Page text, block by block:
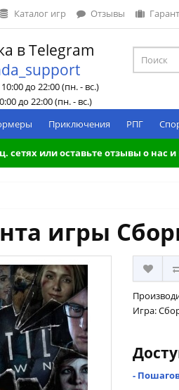
Каталог игр Отзывы
в Telegram
до 22:00 (пн. - вс.)
до 22:00 (пн. - вс.)
Приключения РПГ
сетях или оставьте отзывы о нас
игры
Игра:
-